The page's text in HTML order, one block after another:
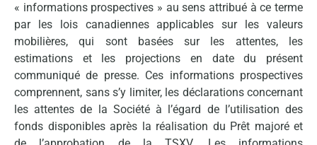
« informations prospectives » au sens attribué à ce terme
par les lois canadiennes applicables sur les valeurs
mobilières, qui sont basées sur les attentes, les
estimations et les projections en date du présent
communiqué de presse. Ces informations prospectives
comprennent, sans s’y limiter, les déclarations concernant
les attentes de la Société à l’égard de l’utilisation des
fonds disponibles après la réalisation du Prêt majoré et